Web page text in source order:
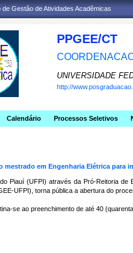
Gestão de Atividades Acadêmicas
PPGEE/CT
UNIVERSIDADE
http://
Calendário Processos Seletivos
mestrado em Engenharia Elétrica para
Piauí (UFPI) através da Pró-Reitoria
UFPI), torna pública a abertura do
se ao preenchimento de até 40